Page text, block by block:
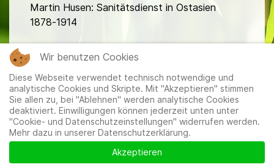
Martin Husen: Sanitätsdienst in Ostasien
1878-1914
Mitglieder|Impressum|Datenschutzerklärung|Cookie-
und Datenschutzeinstellungen
Wir benutzen Cookies
Diese Webseite verwendet technisch notwendige und
analytische Cookies und Skripte. Mit "Akzeptieren" stimmen
Sie allen zu, bei "Ablehnen" werden analytische Cookies
deaktiviert. Einwilligungen können jederzeit unten unter
"Cookie- und Datenschutzeinstellungen" widerrufen werden.
Mehr dazu in unserer Datenschutzerklärung.
Akzeptieren